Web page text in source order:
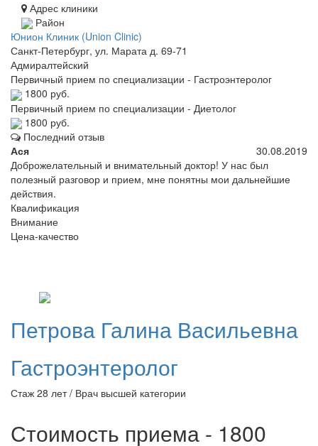
Адрес клиники
Район
Юнион Клиник (Union Clinic)
Санкт-Петербург, ул. Марата д. 69-71
Адмиралтейский
Первичный прием по специализации - Гастроэнтеролог
1800 руб.
Первичный прием по специализации - Диетолог
1800 руб.
Последний отзыв
Ася
30.08.2019
Доброжелательный и внимательный доктор! У нас был
полезный разговор и прием, мне понятны мои дальнейшие
действия.
Квалификация
Внимание
Цена-качество
Петрова Галина Васильевна
Гастроэнтеролог
Стаж 28 лет / Врач высшей категории
Стоимость приема - 1800